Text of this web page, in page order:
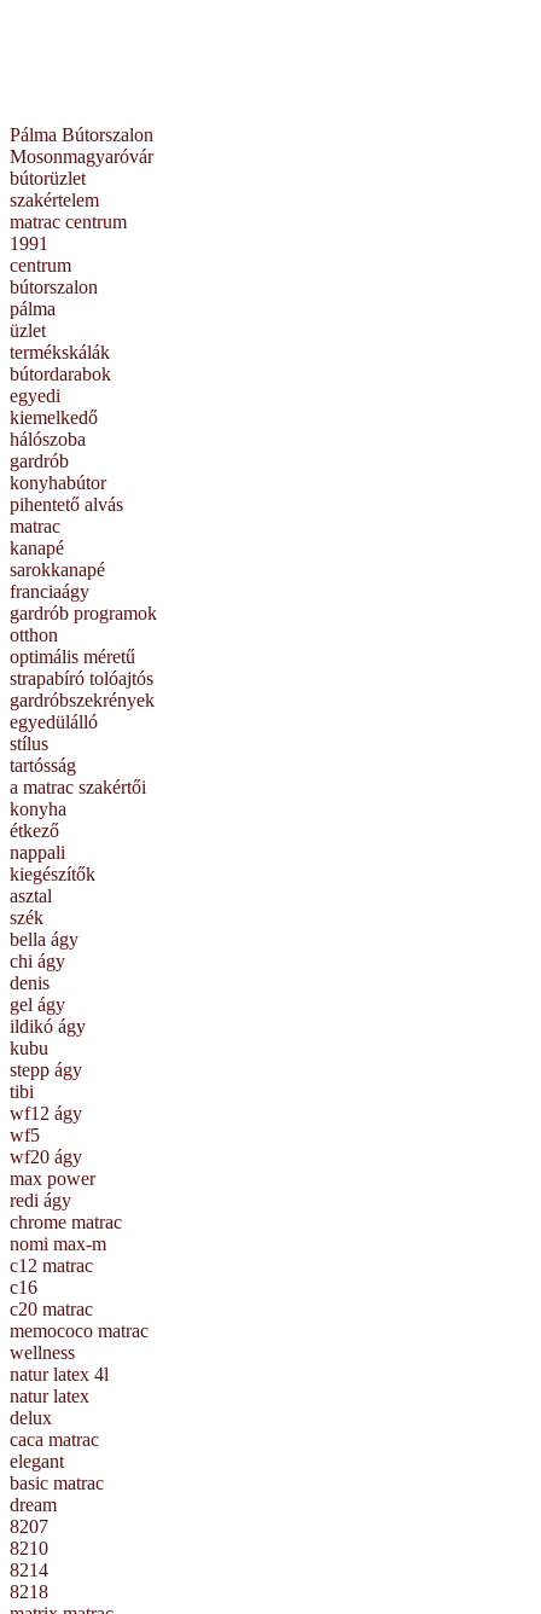
Pálma Bútorszalon
Mosonmagyaróvár
bútorüzlet
szakértelem
matrac centrum
1991
centrum
bútorszalon
pálma
üzlet
termékskálák
bútordarabok
egyedi
kiemelkedő
hálószoba
gardrób
konyhabútor
pihentető alvás
matrac
kanapé
sarokkanapé
franciaágy
gardrób programok
otthon
optimális méretű
strapabíró tolóajtós
gardróbszekrények
egyedülálló
stílus
tartósság
a matrac szakértői
konyha
étkező
nappali
kiegészítők
asztal
szék
bella ágy
chi ágy
denis
gel ágy
ildikó ágy
kubu
stepp ágy
tibi
wf12 ágy
wf5
wf20 ágy
max power
redi ágy
chrome matrac
nomi max-m
c12 matrac
c16
c20 matrac
memococo matrac
wellness
natur latex 4l
natur latex
delux
caca matrac
elegant
basic matrac
dream
8207
8210
8214
8218